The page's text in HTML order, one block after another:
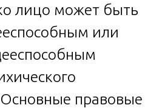
лицо может быть
или
Основные правовые